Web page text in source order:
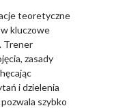
teoretyczne
kluczowe
Trener
zasady
i dzielenia
szybko